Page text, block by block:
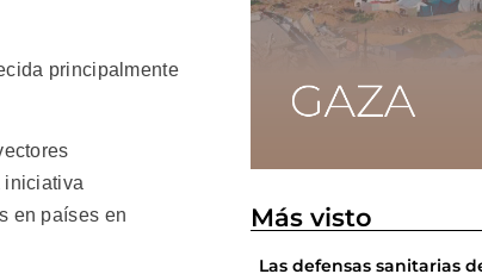
principalmente
iniciativa
en países en
Más visto
Las defensas sanitarias